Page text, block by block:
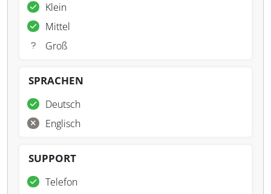
Klein
Mittel
Groß
SPRACHEN
Deutsch
Englisch
SUPPORT
Telefon